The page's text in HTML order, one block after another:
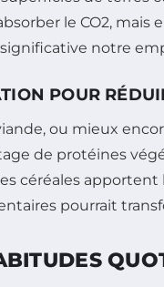
le CO2,
notre
POUR
ou mieux
de protéines
céréales
pourrait